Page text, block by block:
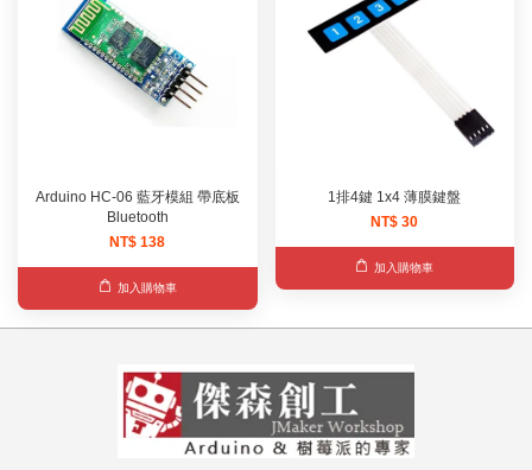
Arduino HC-06 藍牙模組 帶底板
Bluetooth
NT$ 138
加入購物車
1排4鍵 1x4 薄膜鍵盤
NT$ 30
加入購物車